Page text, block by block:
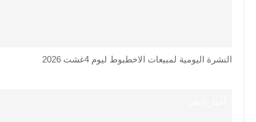
النشرة اليومية لمبيعات الاخطبوط ليوم 4غشت 2026